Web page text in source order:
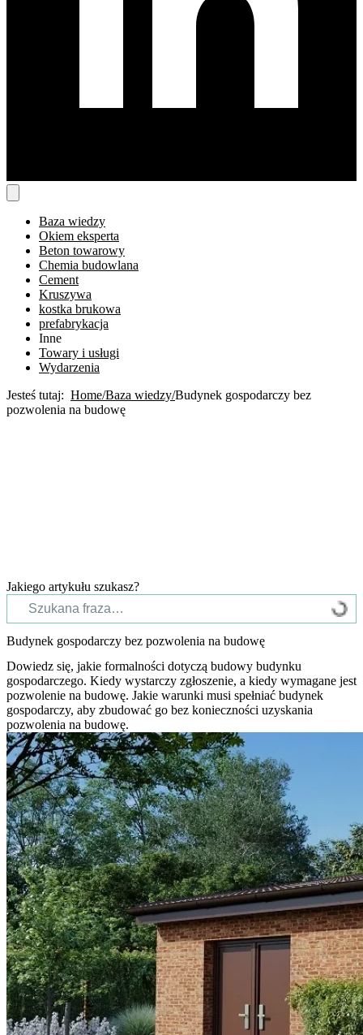
Baza wiedzy
Okiem eksperta
Beton towarowy
Chemia budowlana
Cement
Kruszywa
kostka brukowa
prefabrykacja
Inne
Towary i usługi
Wydarzenia
Jesteś tutaj: Home Baza wiedzy Budynek gospodarczy bez
pozwolenia na budowę
Jakiego artykułu szukasz?
Budynek gospodarczy bez pozwolenia na budowę
Dowiedz się, jakie formalności dotyczą budowy budynku
gospodarczego. Kiedy wystarczy zgłoszenie, a kiedy wymagane jest
pozwolenie na budowę. Jakie warunki musi spełniać budynek
gospodarczy, aby zbudować go bez konieczności uzyskania
pozwolenia na budowę.